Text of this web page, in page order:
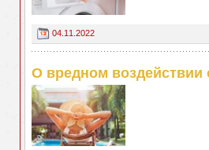
04.11.2022
О вредном воздействии